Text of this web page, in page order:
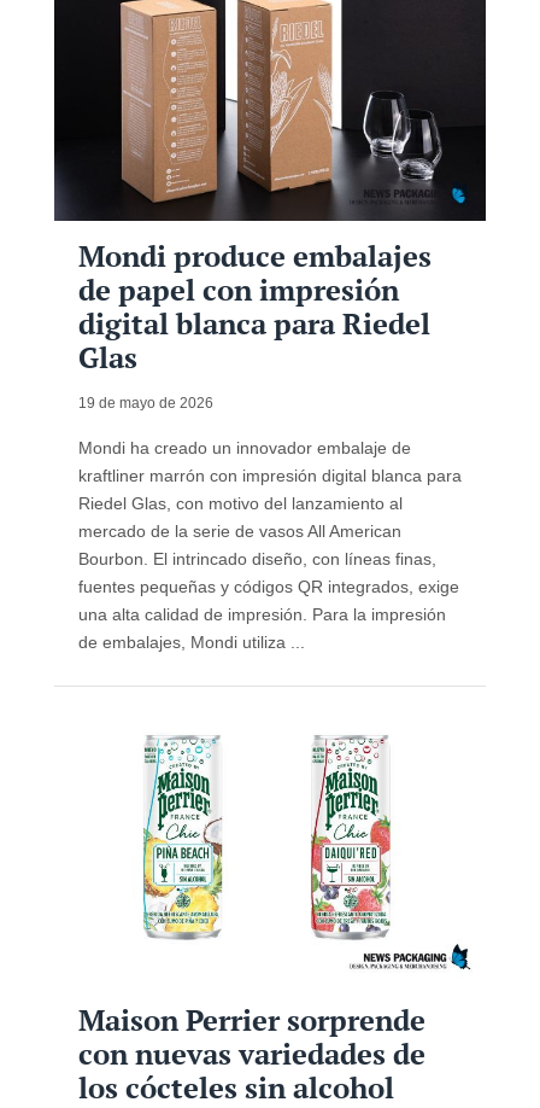
Mondi produce embalajes
de papel con impresión
digital blanca para Riedel
Glas
19 de mayo de 2026
Mondi ha creado un innovador embalaje de
kraftliner marrón con impresión digital blanca para
Riedel Glas, con motivo del lanzamiento al
mercado de la serie de vasos All American
Bourbon. El intrincado diseño, con líneas finas,
fuentes pequeñas y códigos QR integrados, exige
una alta calidad de impresión. Para la impresión
de embalajes, Mondi utiliza ...
Maison Perrier sorprende
con nuevas variedades de
los cócteles sin alcohol